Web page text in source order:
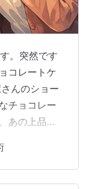
。突然です
コレートケ
んのショー
チョコレー
あの上品で
と分かりや
がこのケー